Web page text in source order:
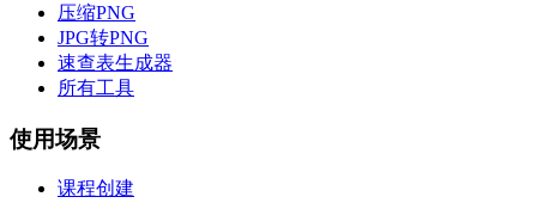
压缩PNG
JPG转PNG
速查表生成器
所有工具
使用场景
课程创建